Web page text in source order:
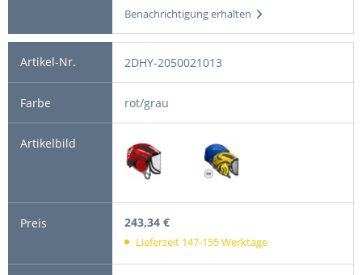
Benachrichtigung erhalten
2DHY-2050021013
rot/grau
243,34 €
Lieferzeit 147-155 Werktage